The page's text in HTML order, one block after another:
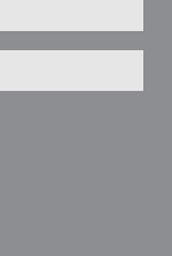
窗口中打开))
((在新窗口中打开))